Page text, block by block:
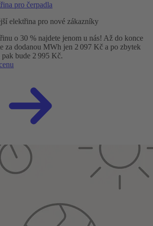
pro čerpadla
elektřina pro nové zákazníky
o 30 % najdete jenom u nás! Až do konce
za dodanou MWh jen 2 097 Kč a po zbytek
bude 2 995 Kč.